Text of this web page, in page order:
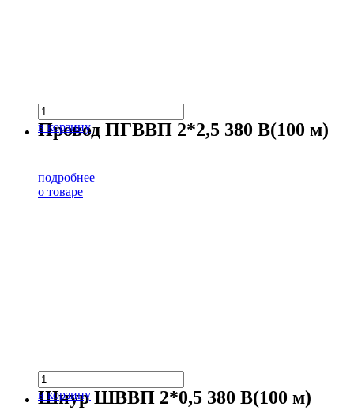
в корзину
Провод ПГВВП 2*2,5 380 В(100 м)
подробнее
о товаре
в корзину
Шнур ШВВП 2*0,5 380 В(100 м)